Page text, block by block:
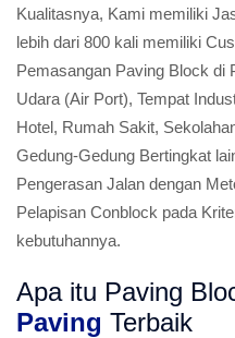
Kualitasnya, Kami memiliki
lebih dari 800 kali memiliki
Pemasangan Paving Block di
Udara (Air Port), Tempat
Hotel, Rumah Sakit,
Gedung-Gedung Bertingkat
Pengerasan Jalan dengan
Pelapisan Conblock pada
kebutuhannya.
Apa itu Paving
Paving Terbaik